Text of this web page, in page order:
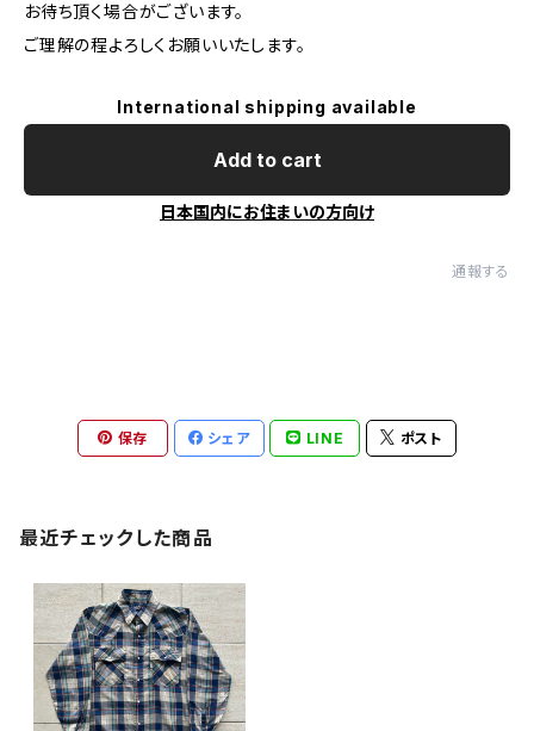
お待ち頂く場合がございます。
ご理解の程よろしくお願いいたします。
International shipping available
Add to cart
日本国内にお住まいの方向け
通報する
保存 シェア LINE ポスト
最近チェックした商品